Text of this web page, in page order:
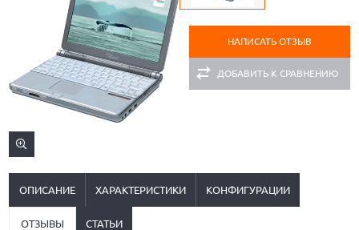
НАПИСАТЬ ОТЗЫВ
ДОБАВИТЬ К СРАВНЕНИЮ
ОПИСАНИЕ ХАРАКТЕРИСТИКИ КОНФИГУРАЦИИ
ОТЗЫВЫ СТАТЬИ